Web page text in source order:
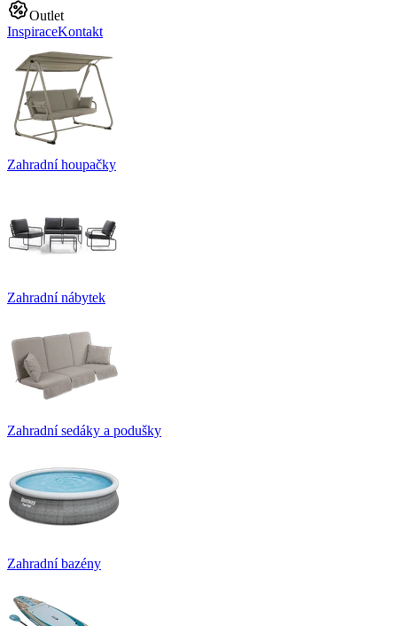
Outlet
InspiraceKontakt
Zahradní houpačky
Zahradní nábytek
Zahradní sedáky a podušky
Zahradní bazény